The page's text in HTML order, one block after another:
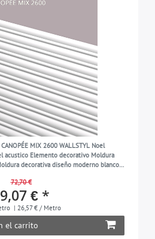
MIX 2600 WALLSTYL Noel
acustico Elemento decorativo Moldura
decorativa diseño moderno blanco
72,70 €
€ *
| 26,57 € / Metro
el carrito